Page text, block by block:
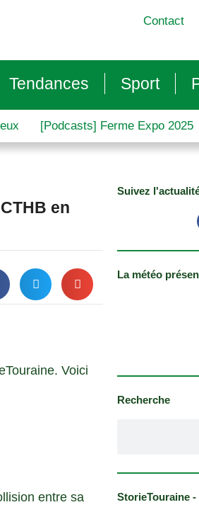
Contact
Tendances Sport
[Podcasts] Ferme Expo 2025
en
Voici
entre sa
Suivez
La météo
Recherche
StorieTouraine